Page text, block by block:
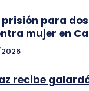
prisión para
mujer en
recibe